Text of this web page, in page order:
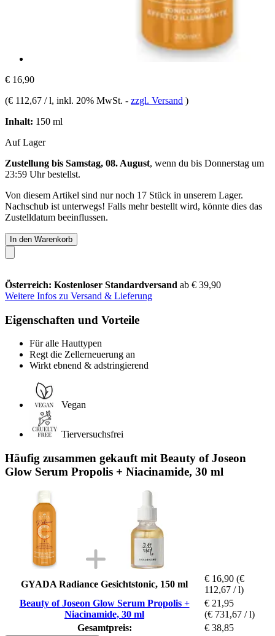
€ 16,90
(€ 112,67 / l, inkl. 20% MwSt. - zzgl. Versand )
Inhalt: 150 ml
Auf Lager
Zustellung bis Samstag, 08. August, wenn du bis Donnerstag um
23:59 Uhrbestellst.
Von diesem Artikel sind nur noch 17 Stück in unserem Lager.
Nachschub ist unterwegs! Falls mehr bestellt wird, könnte dies das
Zustelldatum beeinflussen.
In den Warenkorb
Österreich: Kostenloser Standardversand ab € 39,90
Weitere Infos zu Versand & Lieferung
Eigenschaften und Vorteile
Für alle Hauttypen
Regt die Zellerneuerung an
Wirkt ebnend & adstringierend
Vegan
Tierversuchsfrei
Häufig zusammen gekauft mit Beauty of Joseon
Glow Serum Propolis + Niacinamide, 30 ml
GYADA Radiance Gesichtstonic, 150 ml
€ 16,90 (€
112,67 / l)
Beauty of Joseon Glow Serum Propolis +
Niacinamide, 30 ml
€ 21,95
(€ 731,67 / l)
Gesamtpreis:
€ 38,85